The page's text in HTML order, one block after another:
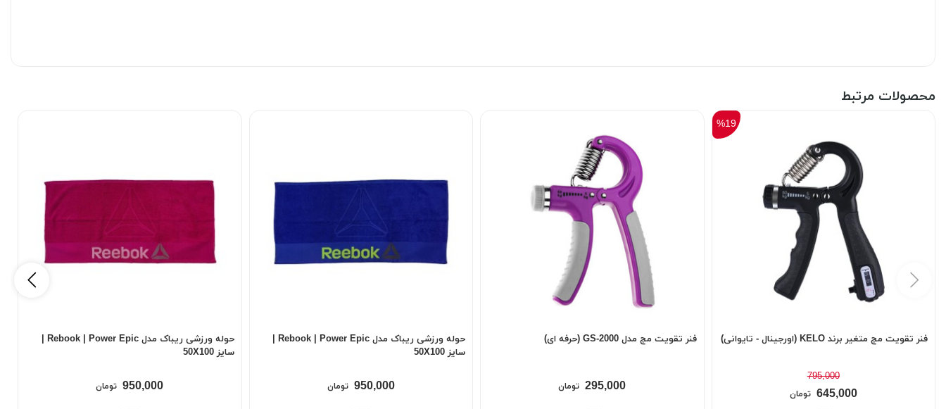
محصولات مرتبط
فنر تقویت مچ متغیر برند KELO (اورجینال - تایوانی)
795,000
%19
645,000 تومان
فنر تقویت مچ مدل GS-2000 (حرفه ای)
295,000 تومان
سایز 50X100
950,000 تومان
سایز 50X100
950,000 تومان